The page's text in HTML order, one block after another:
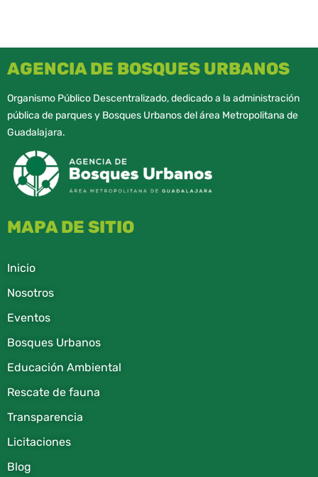
AGENCIA DE BOSQUES URBANOS
Organismo Público Descentralizado, dedicado a la administración
pública de parques y Bosques Urbanos del área Metropolitana de
Guadalajara.
MAPA DE SITIO
Inicio
Nosotros
Eventos
Bosques Urbanos
Educación Ambiental
Rescate de fauna​
Transparencia
Licitaciones
Blog